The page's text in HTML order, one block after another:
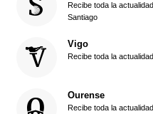
Recibe toda la
Santiago
Vigo
Recibe toda la
Ourense
Recibe toda la